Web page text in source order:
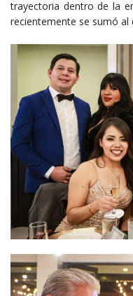
trayectoria dentro de la
recientemente se sumó al